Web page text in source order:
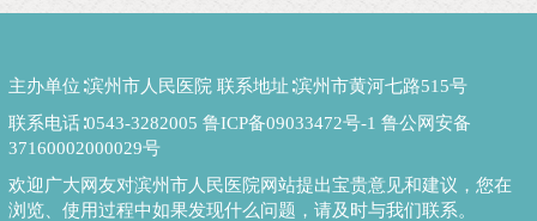
主办单位∶滨州市人民医院 联系地址∶滨州市黄河七路515号
联系电话∶0543-3282005 鲁ICP备09033472号-1 鲁公网安备
37160002000029号
欢迎广大网友对滨州市人民医院网站提出宝贵意见和建议，您在
浏览、使用过程中如果发现什么问题，请及时与我们联系。